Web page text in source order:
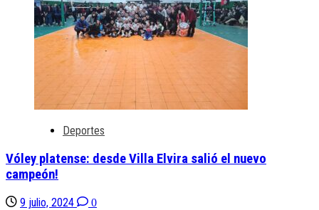
Deportes
Vóley platense: desde Villa Elvira salió el nuevo
campeón!
9 julio, 2024
0